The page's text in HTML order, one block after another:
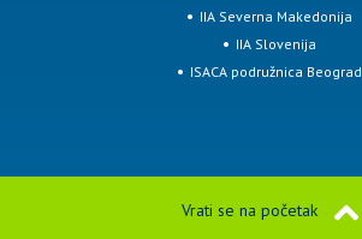
IIA Severna Makedonija
IIA Slovenija
ISACA podružnica Beograd
Vrati se na početak